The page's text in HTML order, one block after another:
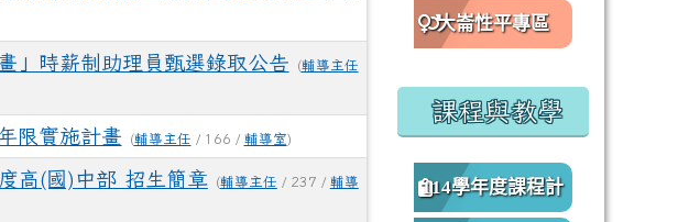
」時薪制助理員甄選錄取公告 (輔導主任
限實施計畫 (輔導主任 / 166 / 輔導室)
高(國)中部 招生簡章 (輔導主任 / 237 / 輔導
網
大崙性平專區
課程與教學
114學年度課程計